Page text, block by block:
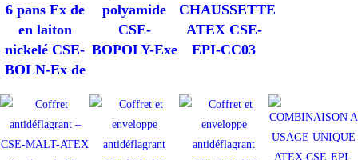
6 pans Ex de
en laiton
nickelé CSE-
BOLN-Ex de
polyamide
CSE-
BOPOLY-Exe
CHAUSSETTE
ATEX CSE-
EPI-CC03